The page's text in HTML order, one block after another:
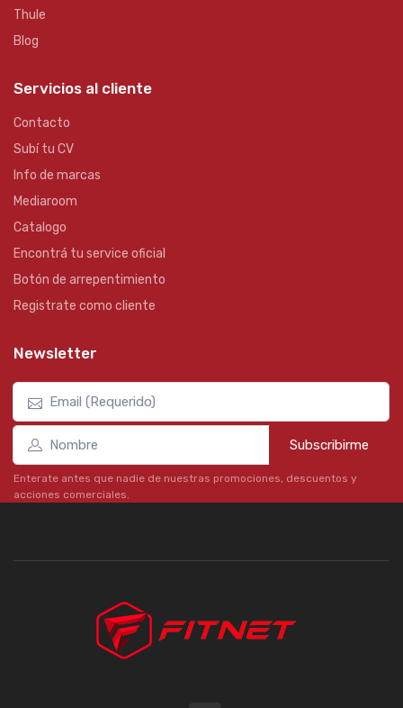
Thule
Blog
Servicios al cliente
Contacto
Subí tu CV
Info de marcas
Mediaroom
Catalogo
Encontrá tu service oficial
Botón de arrepentimiento
Registrate como cliente
Newsletter
Subscribirme
Enterate antes que nadie de nuestras promociones, descuentos y
acciones comerciales.